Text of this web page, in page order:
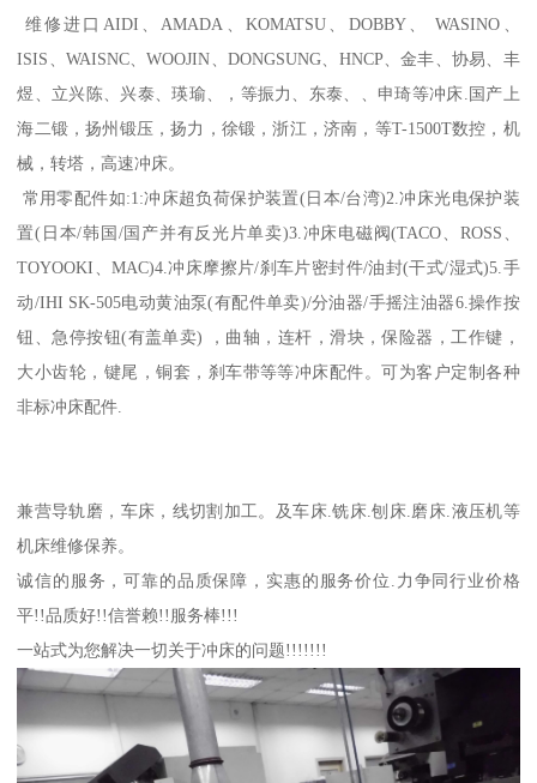
维修进口AIDI、AMADA、KOMATSU、DOBBY、 WASINO、
ISIS、WAISNC、WOOJIN、DONGSUNG、HNCP、金丰、协易、丰
煜、立兴陈、兴泰、瑛瑜、，等振力、东泰、、申琦等冲床.国产上
海二锻，扬州锻压，扬力，徐锻，浙江，济南，等T-1500T数控，机
械，转塔，高速冲床。
常用零配件如:1:冲床超负荷保护装置(日本/台湾)2.冲床光电保护装
置(日本/韩国/国产并有反光片单卖)3.冲床电磁阀(TACO、ROSS、
TOYOOKI、MAC)4.冲床摩擦片/刹车片密封件/油封(干式/湿式)5.手
动/IHI SK-505电动黄油泵(有配件单卖)/分油器/手摇注油器6.操作按
钮、急停按钮(有盖单卖) ，曲轴，连杆，滑块，保险器，工作键，
大小齿轮，键尾，铜套，刹车带等等冲床配件。可为客户定制各种
非标冲床配件.
兼营导轨磨，车床，线切割加工。及车床.铣床.刨床.磨床.液压机等
机床维修保养。
诚信的服务，可靠的品质保障，实惠的服务价位.力争同行业价格
平!!品质好!!信誉赖!!服务棒!!!
一站式为您解决一切关于冲床的问题!!!!!!!